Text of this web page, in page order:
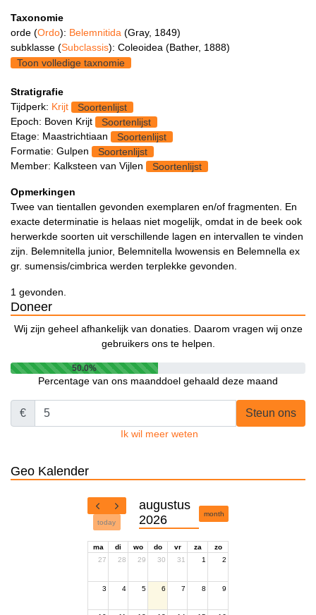
Taxonomie
orde (Ordo): Belemnitida (Gray, 1849)
subklasse (Subclassis): Coleoidea (Bather, 1888)
Toon volledige taxnomie
Stratigrafie
Tijdperk: Krijt
Soortenlijst
Epoch: Boven Krijt
Soortenlijst
Etage: Maastrichtiaan
Soortenlijst
Formatie: Gulpen
Soortenlijst
Member: Kalksteen van Vijlen
Soortenlijst
Opmerkingen
Twee van tientallen gevonden exemplaren en/of fragmenten. En
exacte determinatie is helaas niet mogelijk, omdat in de beek ook
herwerkde soorten uit verschillende lagen en intervallen te vinden
zijn. Belemnitella junior, Belemnitella lwowensis en Belemnella ex
gr. sumensis/cimbrica werden terplekke gevonden.
1 gevonden.
Doneer
Wij zijn geheel afhankelijk van donaties. Daarom vragen wij onze
gebruikers ons te helpen.
50.0%
Percentage van ons maanddoel gehaald deze maand
€ Steun ons
Ik wil meer weten
Geo Kalender
today
augustus
2026
month
ma di wo do vr za
zo
27
28 29 30 31 1 2
3 4 5 6 7 8 9